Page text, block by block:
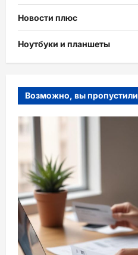
Новости плюс
Ноутбуки и планшеты
Возможно, вы пропустили